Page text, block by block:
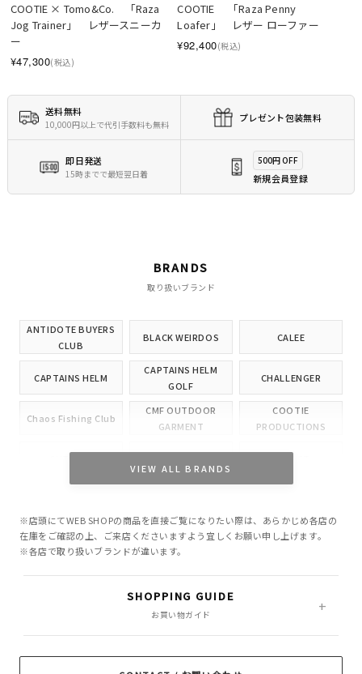
COOTIE × Tomo&Co.　「Raza
Jog Trainer」　レザースニーカ
ー
¥47,300(税込)
COOTIE 　「Raza Penny
Loafer」　レザー ローファー
¥92,400(税込)
送料無料
10,000円以上で代引手数料も無料
プレゼント包装無料
即日発送
15時までで最短翌日着
500円 OFF
新規会員登録
BRANDS
取り扱いブランド
ANTIDOTE BUYERS
CLUB
BLACK WEIRDOS CALEE
CAPTAINS HELM
CAPTAINS HELM
GOLF
CHALLENGER
Chaos Fishing Club
CMF OUTDOOR
GARMENT
COOTIE
PRODUCTIONS
INCOMPLETE
TOKYO
Little Yarmouth
M&M CUSTOM
MASSES MINE OWN
POLIQUANT
PORKCHOP GARAGE
RADIALL RATS ROTTWEILER
VIEW ALL BRANDS
※店頭にてWEB SHOPの商品を直接ご覧になりたい際は、あらかじめ各店の
在庫をご確認の上、ご来店くださいますよう宜しくお願い申し上げます。
※各店で取り扱いブランドが違います。
SHOPPING GUIDE
お買い物ガイド